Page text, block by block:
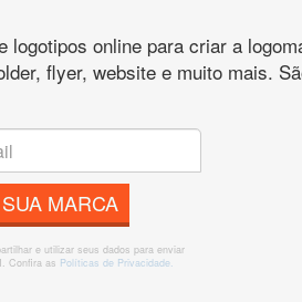
online para criar a
flyer, website e muito mais.
MARCA
e utilizar seus dados para enviar
Confira as Políticas de Privacidade.